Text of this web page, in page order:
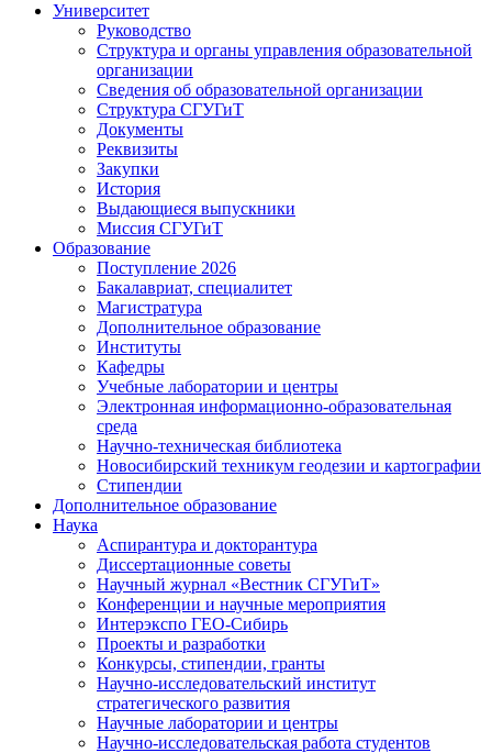
Университет
Руководство
Структура и органы управления образовательной
организации
Сведения об образовательной организации
Структура СГУГиТ
Документы
Реквизиты
Закупки
История
Выдающиеся выпускники
Миссия СГУГиТ
Образование
Поступление 2026
Бакалавриат, специалитет
Магистратура
Дополнительное образование
Институты
Кафедры
Учебные лаборатории и центры
Электронная информационно-образовательная
среда
Научно-техническая библиотека
Новосибирский техникум геодезии и картографии
Стипендии
Дополнительное образование
Наука
Аспирантура и докторантура
Диссертационные советы
Научный журнал «Вестник СГУГиТ»
Конференции и научные мероприятия
Интерэкспо ГЕО-Сибирь
Проекты и разработки
Конкурсы, стипендии, гранты
Научно-исследовательский институт
стратегического развития
Научные лаборатории и центры
Научно-исследовательская работа студентов